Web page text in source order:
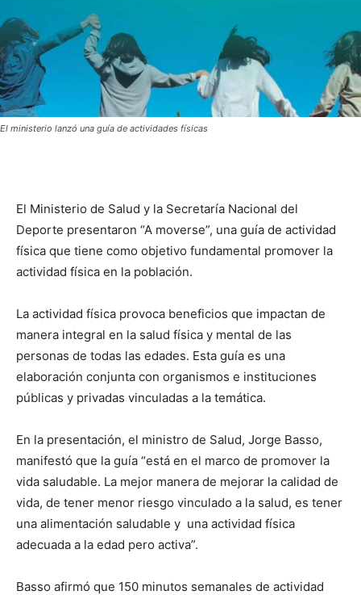
El ministerio lanzó una guía de actividades físicas
El Ministerio de Salud y la Secretaría Nacional del
Deporte presentaron “A moverse”, una guía de actividad
física que tiene como objetivo fundamental promover la
actividad física en la población.
La actividad física provoca beneficios que impactan de
manera integral en la salud física y mental de las
personas de todas las edades. Esta guía es una
elaboración conjunta con organismos e instituciones
públicas y privadas vinculadas a la temática.
En la presentación, el ministro de Salud, Jorge Basso,
manifestó que la guía “está en el marco de promover la
vida saludable. La mejor manera de mejorar la calidad de
vida, de tener menor riesgo vinculado a la salud, es tener
una alimentación saludable y una actividad física
adecuada a la edad pero activa”.
Basso afirmó que 150 minutos semanales de actividad